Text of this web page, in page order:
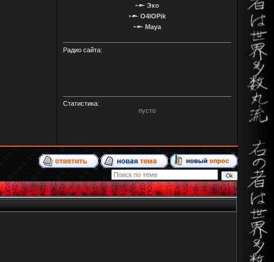
Эко
O4IOPik
Maya
Радио сайта:
Статистика:
пусто